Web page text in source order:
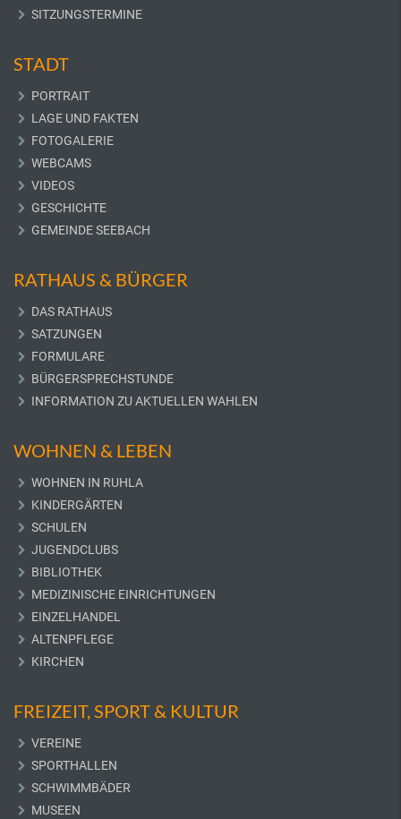
SITZUNGSTERMINE
STADT
PORTRAIT
LAGE UND FAKTEN
FOTOGALERIE
WEBCAMS
VIDEOS
GESCHICHTE
GEMEINDE SEEBACH
RATHAUS & BÜRGER
DAS RATHAUS
SATZUNGEN
FORMULARE
BÜRGERSPRECHSTUNDE
INFORMATION ZU AKTUELLEN WAHLEN
WOHNEN & LEBEN
WOHNEN IN RUHLA
KINDERGÄRTEN
SCHULEN
JUGENDCLUBS
BIBLIOTHEK
MEDIZINISCHE EINRICHTUNGEN
EINZELHANDEL
ALTENPFLEGE
KIRCHEN
FREIZEIT, SPORT & KULTUR
VEREINE
SPORTHALLEN
SCHWIMMBÄDER
MUSEEN